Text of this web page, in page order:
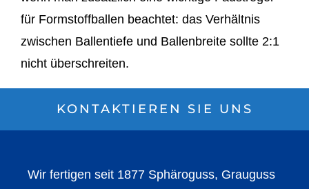
für Formstoffballen beachtet: das Verhältnis
zwischen Ballentiefe und Ballenbreite sollte 2:1
nicht überschreiten.
KONTAKTIEREN SIE UNS
Wir fertigen seit 1877 Sphäroguss, Grauguss